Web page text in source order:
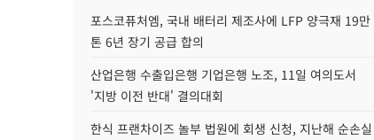
포스코퓨처엠, 국내 배터리 제조사에 LFP 양극재 19만
톤 6년 장기 공급 합의
산업은행 수출입은행 기업은행 노조, 11일 여의도서
'지방 이전 반대' 결의대회
한식 프랜차이즈 놀부 법원에 회생 신청, 지난해 순손실